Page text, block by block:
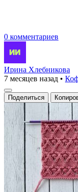
0 комментариев
Ирина Хлебникова
7 месяцев назад •
Поделиться